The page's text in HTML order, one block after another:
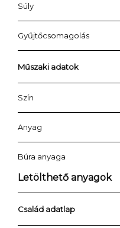
Súly
Gyűjtőcsomagolás
Műszaki adatok
Szín
Anyag
Búra anyaga
Letölthető anyagok
Család adatlap